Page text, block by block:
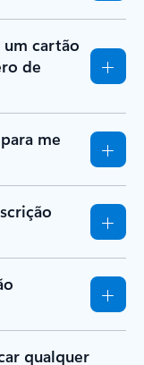
cartão
de
me
qualquer